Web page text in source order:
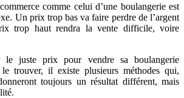
comme celui d’une boulangerie est
Un prix trop bas va faire perdre de l’argent
trop haut rendra la vente difficile, voire
juste prix pour vendre sa boulangerie
trouver, il existe plusieurs méthodes qui,
toujours un résultat différent, mais